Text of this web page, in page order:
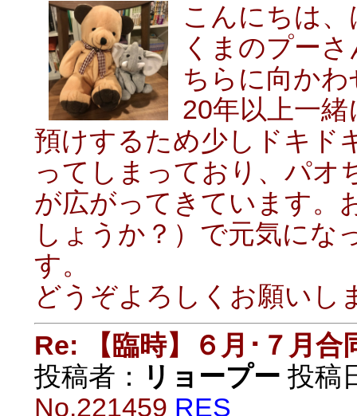
こんにちは
くまのプー
ちらに向か
20年以上一
預けするため少しドキド
ってしまっており、パオ
が広がってきています。
しょうか？）で元気にな
す。
どうぞよろしくお願いし
Re: 【臨時】６月･７月
投稿者： リョープー 投稿
No.221459 RES